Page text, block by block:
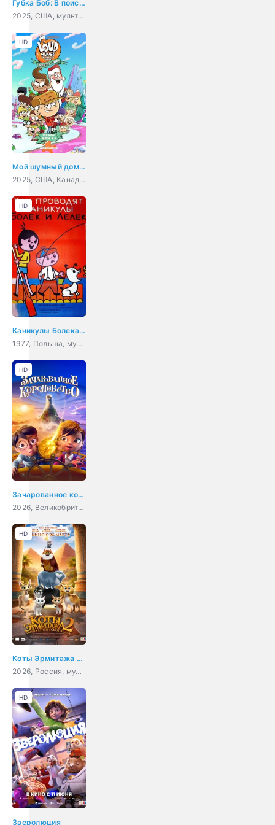
Губка Боб: В поисках квадратных штанов
2025, США, мультфильм, фэнтези, комедия, приключения, семейный
Мой шумный дом: Послушный или нет?
2025, США, Канада, мультфильм, боевик, комедия, приключения, семейный
HD
Каникулы Болека и Лёлека
1977, Польша, мультфильм
HD
Зачарованное королевство
2026, Великобритания, США, Индия, мультфильм, фэнтези, семейный
HD
Коты Эрмитажа 2. Тайна египетского зала
2026, Россия, мультфильм, семейный, приключения
HD
Зверолюция
HD